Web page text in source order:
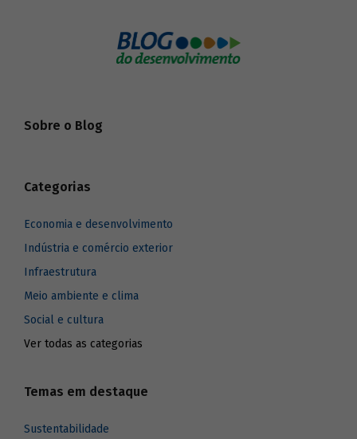
Sobre o Blog
Categorias
Economia e desenvolvimento
Indústria e comércio exterior
Infraestrutura
Meio ambiente e clima
Social e cultura
Ver todas as categorias
Temas em destaque
Sustentabilidade